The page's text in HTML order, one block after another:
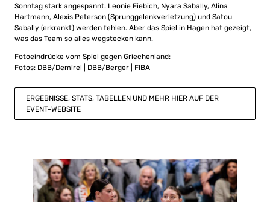
Sonntag stark angespannt. Leonie Fiebich, Nyara Sabally, Alina
Hartmann, Alexis Peterson (Sprunggelenkverletzung) und Satou
Sabally (erkrankt) werden fehlen. Aber das Spiel in Hagen hat gezeigt,
was das Team so alles wegstecken kann.
Fotoeindrücke vom Spiel gegen Griechenland:
Fotos: DBB/Demirel | DBB/Berger | FIBA
ERGEBNISSE, STATS, TABELLEN UND MEHR HIER AUF DER
EVENT-WEBSITE